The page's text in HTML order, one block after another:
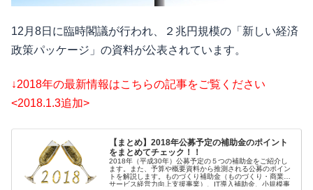
12月8日に臨時閣議が行われ、２兆円規模の「新しい経済
政策パッケージ」の資料が公表されています。
↓2018年の最新情報はこちらの記事をご覧ください
<2018.1.3追加>
【まとめ】2018年公募予定の補助金のポイント
をまとめてチェック！！
2018年（平成30年）公募予定の５つの補助金をご紹介し
ます。また、予算や概要資料から推測される公募のポイン
トを解説します。ものづくり補助金（ものづくり・商業・
サービス経営力向上支援事業）、IT導入補助金、小規模事